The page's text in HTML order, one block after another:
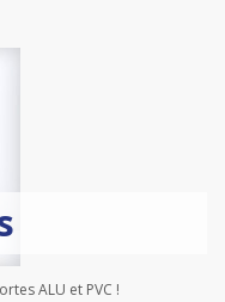
ALU et PVC !